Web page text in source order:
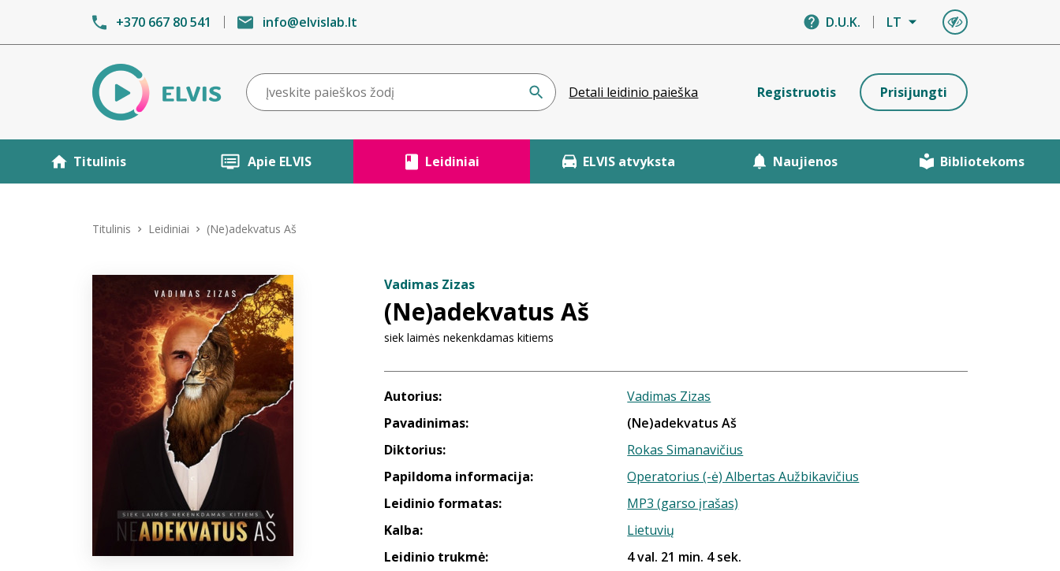
+370 667 80 541 info@elvislab.lt D.U.K. LT
Detali leidinio paieška Registruotis Prisijungti
Titulinis Apie ELVIS Leidiniai ELVIS atvyksta Naujienos Bibliotekoms
Titulinis Leidiniai (Ne)adekvatus Aš
Vadimas Zizas
(Ne)adekvatus Aš
siek laimės nekenkdamas kitiems
Autorius:
Vadimas Zizas
Pavadinimas:
(Ne)adekvatus Aš
Diktorius:
Rokas Simanavičius
Papildoma informacija:
Operatorius (-ė) Albertas Aužbikavičius
Leidinio formatas:
MP3 (garso įrašas)
Kalba:
Lietuvių
Leidinio trukmė:
4 val. 21 min. 4 sek.